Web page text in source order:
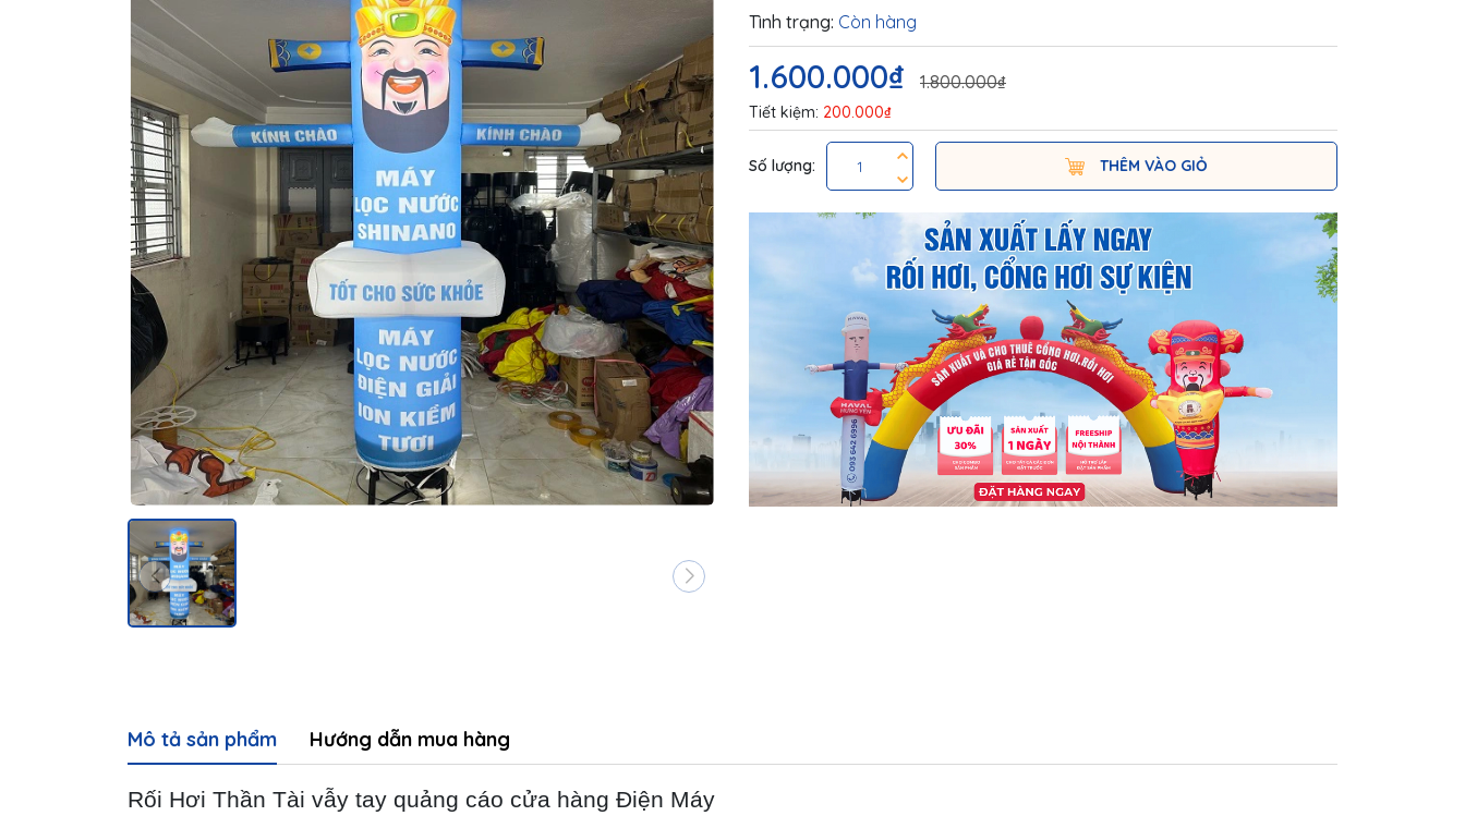
Tình trạng: Còn hàng
1.600.000₫ 1.800.000₫
Tiết kiệm: 200.000₫
Số lượng: THÊM VÀO GIỎ
Mô tả sản phẩm Hướng dẫn mua hàng
Rối Hơi Thần Tài vẫy tay quảng cáo cửa hàng Điện Máy